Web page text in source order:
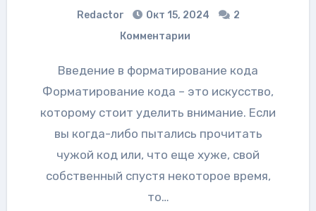
Redactor Окт 15, 2024
2
Комментарии
Введение в форматирование кода
Форматирование кода – это искусство,
которому стоит уделить внимание. Если
вы когда-либо пытались прочитать
чужой код или, что еще хуже, свой
собственный спустя некоторое время,
то…